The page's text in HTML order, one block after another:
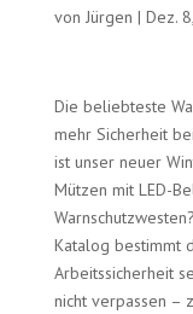
von Jürgen | Dez.
Die beliebteste
mehr Sicherheit
ist unser neuer
Mützen mit LED-
Katalog bestimmt
Arbeitssicherheit
nicht verpassen –